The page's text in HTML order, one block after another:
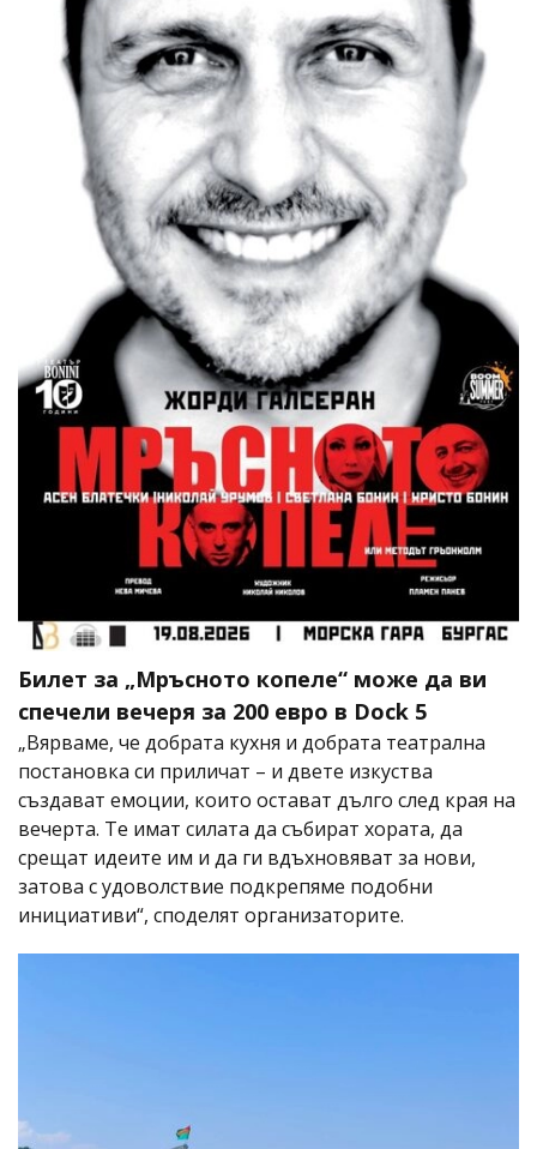
Билет за „Мръсното копеле“ може да ви
спечели вечеря за 200 евро в Dock 5
„Вярваме, че добрата кухня и добрата театрална
постановка си приличат – и двете изкуства
създават емоции, които остават дълго след края на
вечерта. Те имат силата да събират хората, да
срещат идеите им и да ги вдъхновяват за нови,
затова с удоволствие подкрепяме подобни
инициативи“, споделят организаторите.